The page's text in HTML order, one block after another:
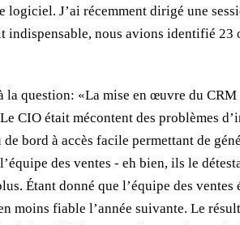
J’ai récemment dirigé une
indispensable, nous avions identifié
question: «La mise en œuvre du
CIO était mécontent des problèmes
bord à accès facile permettant de
des ventes - eh bien, ils le
Étant donné que l’équipe des
moins fiable l’année suivante. Le